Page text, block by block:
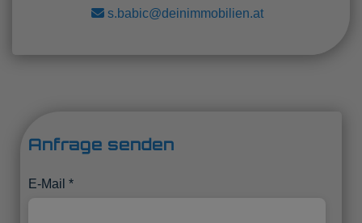
s.babic@deinimmobilien.at
Anfrage senden
E-Mail